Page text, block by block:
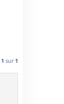
1 sur 1